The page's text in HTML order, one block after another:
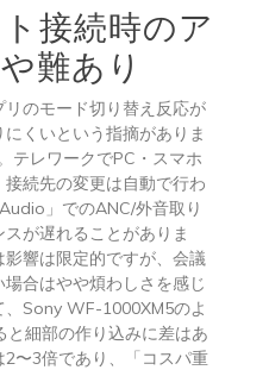
接続時のア
難あり
のモード切り替え反応が
くいという指摘がありま
テレワークでPC・スマホ
続先の変更は自動で行わ
」でのANC/外音取り
が遅れることがありま
響は限定的ですが、会議
合はやや煩わしさを感じ
、Sony WF-1000XM5のよ
と細部の作り込みに差はあ
〜3倍であり、「コスパ重